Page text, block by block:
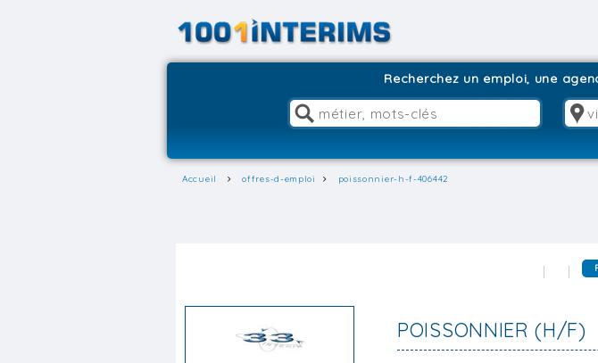
Recherchez un emploi, une
Accueil offres-d-emploi poissonnier-h-f-406442
POISSONNIER (H/F)